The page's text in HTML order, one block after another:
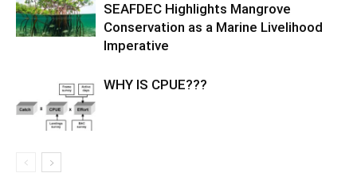
SEAFDEC Highlights Mangrove
Conservation as a Marine Livelihood
Imperative
WHY IS CPUE???